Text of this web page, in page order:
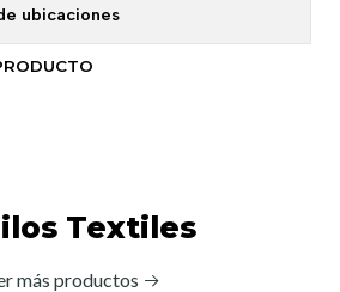
ubicaciones
Textiles
más productos